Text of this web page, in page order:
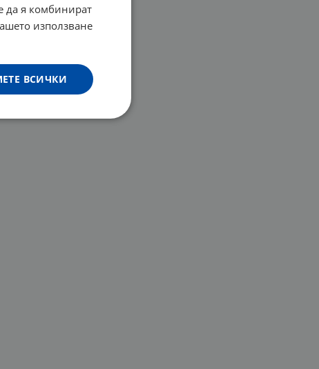
да я комбинират
използване
ВСИЧКИ